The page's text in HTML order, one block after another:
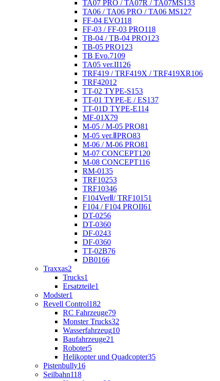
TA07 PRO / TA07R / TA07MS133
TA06 / TA06 PRO / TA06 MS127
FF-04 EVO118
FF-03 / FF-03 PRO118
TB-04 / TB-04 PRO123
TB-05 PRO123
TB Evo.7109
TA05 ver.II126
TRF419 / TRF419X / TRF419XR106
TRF42012
TT-02 TYPE-S153
TT-01 TYPE-E / ES137
TT-01D TYPE-E114
MF-01X79
M-05 / M-05 PRO81
M-05 ver.ⅡPRO83
M-06 / M-06 PRO81
M-07 CONCEPT120
M-08 CONCEPT116
RM-0135
TRF10253
TRF10346
F104VerⅡ/ TRF101 51
F104 / F104 PROII61
DT-0256
DT-0360
DF-0243
DF-0360
TT-02B76
DB0166
Traxxas2
Trucks1
Ersatzteile1
Modster1
Revell Control182
RC Fahrzeuge79
Monster Trucks32
Wasserfahrzeug10
Baufahrzeuge21
Roboter5
Helikopter und Quadcopter35
Pistenbully16
Seilbahn118